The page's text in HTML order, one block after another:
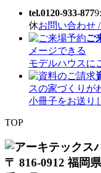
tel.0120-933-877
休お問い合わせ
ご
メージできる
モデルハウスに
スの家づくりが
小冊子をお送り
TOP
〒 816-0912 福岡